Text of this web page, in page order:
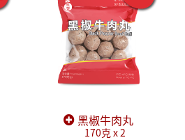
黑椒牛肉丸
170克 x 2